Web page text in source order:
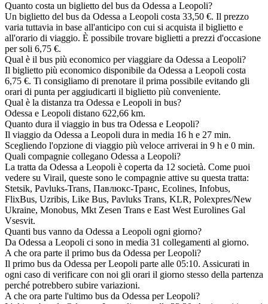
Quanto costa un biglietto del bus da Odessa a Leopoli?
Un biglietto del bus da Odessa a Leopoli costa 33,50 €. Il prezzo
varia tuttavia in base all'anticipo con cui si acquista il biglietto e
all'orario di viaggio. È possibile trovare biglietti a prezzi d'occasione
per soli 6,75 €.
Qual è il bus più economico per viaggiare da Odessa a Leopoli?
Il biglietto più economico disponibile da Odessa a Leopoli costa
6,75 €. Ti consigliamo di prenotare il prima possibile evitando gli
orari di punta per aggiudicarti il biglietto più conveniente.
Qual è la distanza tra Odessa e Leopoli in bus?
Odessa e Leopoli distano 622,66 km.
Quanto dura il viaggio in bus tra Odessa e Leopoli?
Il viaggio da Odessa a Leopoli dura in media 16 h e 27 min.
Scegliendo l'opzione di viaggio più veloce arriverai in 9 h e 0 min.
Quali compagnie collegano Odessa a Leopoli?
La tratta da Odessa a Leopoli è coperta da 12 società. Come puoi
vedere su Virail, queste sono le compagnie attive su questa tratta:
Stetsik, Pavluks-Trans, Павлюкс-Транс, Ecolines, Infobus,
FlixBus, Uzribis, Like Bus, Pavluks Trans, KLR, Polexpres/New
Ukraine, Monobus, Mkt Zesen Trans e East West Eurolines Gal
Vsesvіt.
Quanti bus vanno da Odessa a Leopoli ogni giorno?
Da Odessa a Leopoli ci sono in media 31 collegamenti al giorno.
A che ora parte il primo bus da Odessa per Leopoli?
Il primo bus da Odessa per Leopoli parte alle 05:10. Assicurati in
ogni caso di verificare con noi gli orari il giorno stesso della partenza
perché potrebbero subire variazioni.
A che ora parte l'ultimo bus da Odessa per Leopoli?